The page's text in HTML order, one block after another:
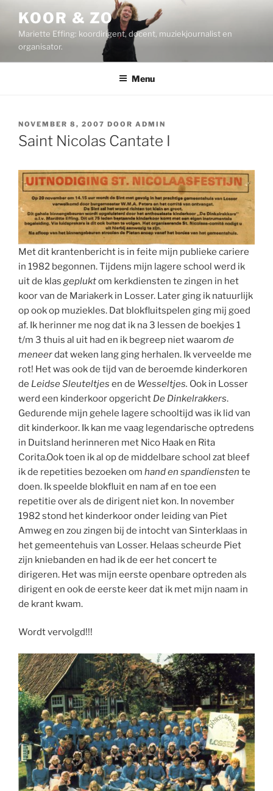
inhoud
KOOR & ZO
Mariette Effing: koordirigent, docent, muziekjournalist en
organisator.
Menu
GEPLAATST
OP
NOVEMBER 8, 2007 DOOR ADMIN
Saint Nicolas Cantate I
Met dit krantenbericht is in feite mijn publieke cariere
in 1982 begonnen. Tijdens mijn lagere school werd ik
uit de klas gepluktom kerkdiensten te zingen in het
koor van de Mariakerk in Losser. Later ging ik natuurlijk
op ook op muziekles. Dat blokfluitspelen ging mij goed
af. Ik herinner me nog dat ik na 3 lessen de boekjes 1
t/m 3 thuis al uit had en ik begreep niet waarom de
meneerdat weken lang ging herhalen. Ik verveelde me
rot! Het was ook de tijd van de beroemde kinderkoren
de Leidse Sleuteltjes en de Wesseltjes. Ook in Losser
werd een kinderkoor opgericht De Dinkelrakkers.
Gedurende mijn gehele lagere schooltijd was ik lid van
dit kinderkoor. Ik kan me vaag legendarische optredens
in Duitsland herinneren met Nico Haak en Rita
Corita.Ook toen ik al op de middelbare school zat bleef
ik de repetities bezoeken om hand en spandiensten  te
doen. Ik speelde blokfluit en nam af en toe een
repetitie over als de dirigent niet kon. In november
1982 stond het kinderkoor onder leiding van Piet
Amweg en zou zingen bij de intocht van Sinterklaas in
het gemeentehuis van Losser. Helaas scheurde Piet
zijn kniebanden en had ik de eer het concert te
dirigeren. Het was mijn eerste openbare optreden als
dirigent en ook de eerste keer dat ik met mijn naam in
de krant kwam.
Wordt vervolgd!!!